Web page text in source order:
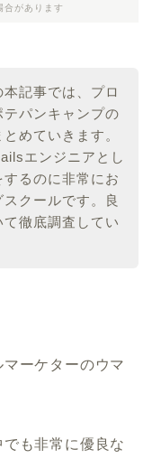
合があります
記事では、プロ
パンキャンプの
めていきます。
エンジニアとし
るのに非常にお
クールです。良
徹底調査してい
ーケターのウマ
も非常に優良な